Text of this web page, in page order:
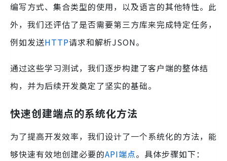
编写方式、集合类型的使用，以及语言的其他特性。此
外，我们还评估了是否需要第三方库来完成特定任务，
例如发送HTTP请求和解析JSON。
通过这些学习测试，我们逐步构建了客户端的整体结
构，并为后续开发奠定了坚实的基础。
快速创建端点的系统化方法
为了提高开发效率，我们设计了一个系统化的方法，能
够快速有效地创建必要的API端点。具体步骤如下：